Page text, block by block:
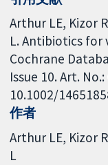
Arthur LE, Kizor
L. Antibiotics
Cochrane
Issue 10. Art.
10.1002/
作者
Arthur LE Kizor
L